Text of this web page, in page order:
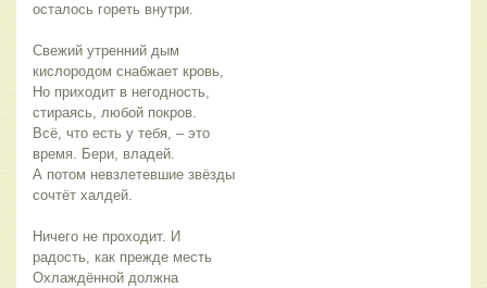
осталось гореть внутри.
Свежий утренний дым
кислородом снабжает кровь,
Но приходит в негодность,
стираясь, любой покров.
Всё, что есть у тебя, – это
время. Бери, владей.
А потом невзлетевшие звёзды
сочтёт халдей.
Ничего не проходит. И
радость, как прежде месть
Охлаждённой должна